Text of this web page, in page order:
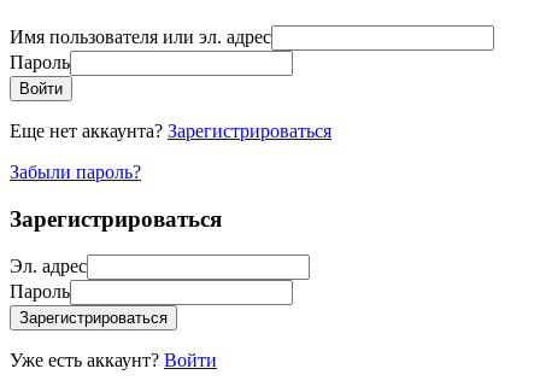
Имя пользователя или эл. адрес
Пароль
Войти
Еще нет аккаунта? Зарегистрироваться
Забыли пароль?
Зарегистрироваться
Эл. адрес
Пароль
Зарегистрироваться
Уже есть аккаунт? Войти